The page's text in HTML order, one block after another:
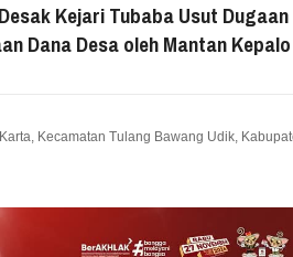
KE-42, AJARKAN KASIH SAYANG,
PENDIDIKAN UNTUK DIPERJUANGKAN DI DPRD
UNTUK INFRASTRUKTUR DAN
Kejari Tubaba Usut Dugaan
Dana Desa oleh Mantan Kepalo
Kecamatan Tulang Bawang Udik,